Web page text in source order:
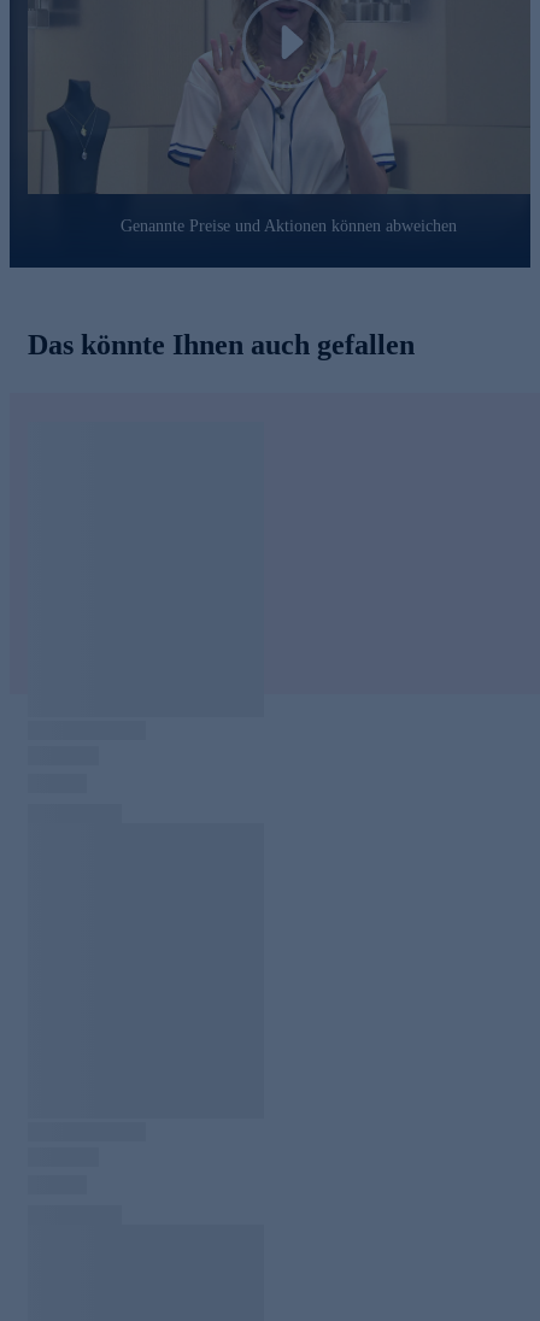
Play
Genannte Preise und Aktionen können abweichen
Das könnte Ihnen auch gefallen